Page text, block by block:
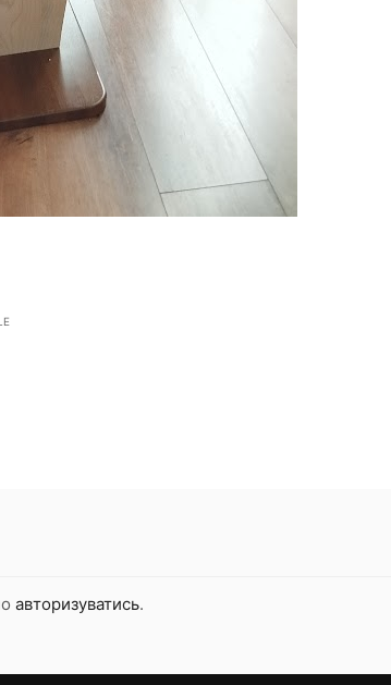
авторизуватись.